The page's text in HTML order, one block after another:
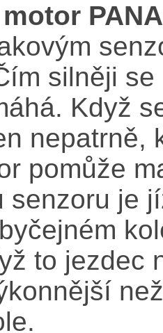
silněji
Když
nepatrně,
pomůže
senzoru je
to jezdec